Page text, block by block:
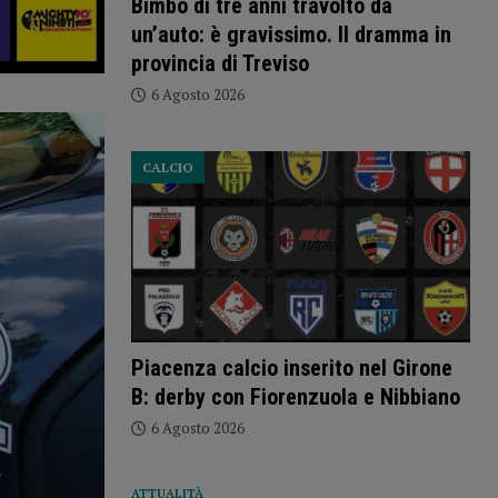
Bimbo di tre anni travolto da
un’auto: è gravissimo. Il dramma in
provincia di Treviso
6 Agosto 2026
Piacenza calcio inserito nel Girone
B: derby con Fiorenzuola e Nibbiano
CALCIO
6 Agosto 2026
ATTUALITÀ